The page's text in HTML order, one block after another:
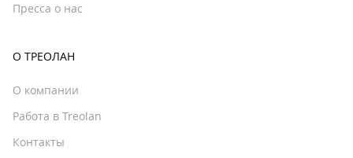
Пресса о нас
О ТРЕОЛАН
О компании
Работа в Treolan
Контакты